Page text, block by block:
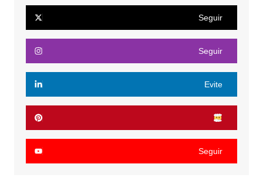
Seguir
Seguir
Evite
Seguir